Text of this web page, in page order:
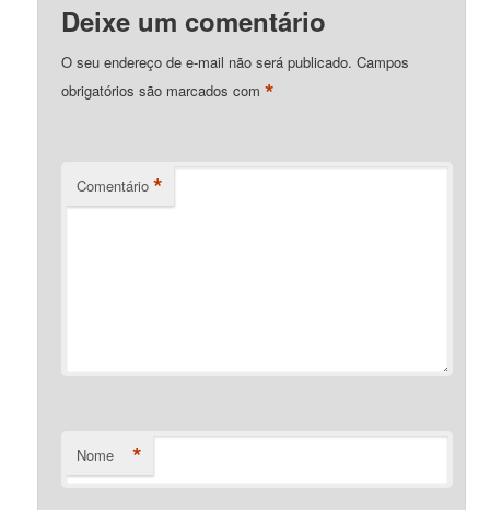
Deixe um comentário
O seu endereço de e-mail não será publicado. Campos
obrigatórios são marcados com*
Comentário *
Nome *